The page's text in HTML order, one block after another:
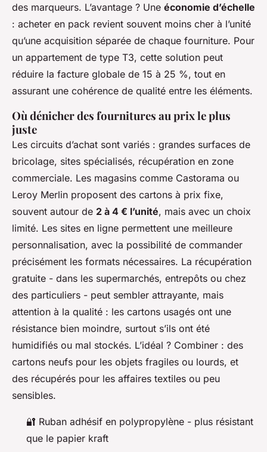
des marqueurs. L’avantage ? Une économie d’échelle
: acheter en pack revient souvent moins cher à l’unité
qu’une acquisition séparée de chaque fourniture. Pour
un appartement de type T3, cette solution peut
réduire la facture globale de 15 à 25 %, tout en
assurant une cohérence de qualité entre les éléments.
Où dénicher des fournitures au prix le plus
juste
Les circuits d’achat sont variés : grandes surfaces de
bricolage, sites spécialisés, récupération en zone
commerciale. Les magasins comme Castorama ou
Leroy Merlin proposent des cartons à prix fixe,
souvent autour de 2 à 4 € l’unité, mais avec un choix
limité. Les sites en ligne permettent une meilleure
personnalisation, avec la possibilité de commander
précisément les formats nécessaires. La récupération
gratuite - dans les supermarchés, entrepôts ou chez
des particuliers - peut sembler attrayante, mais
attention à la qualité : les cartons usagés ont une
résistance bien moindre, surtout s’ils ont été
humidifiés ou mal stockés. L’idéal ? Combiner : des
cartons neufs pour les objets fragiles ou lourds, et
des récupérés pour les affaires textiles ou peu
sensibles.
🔐 Ruban adhésif en polypropylène - plus résistant
que le papier kraft